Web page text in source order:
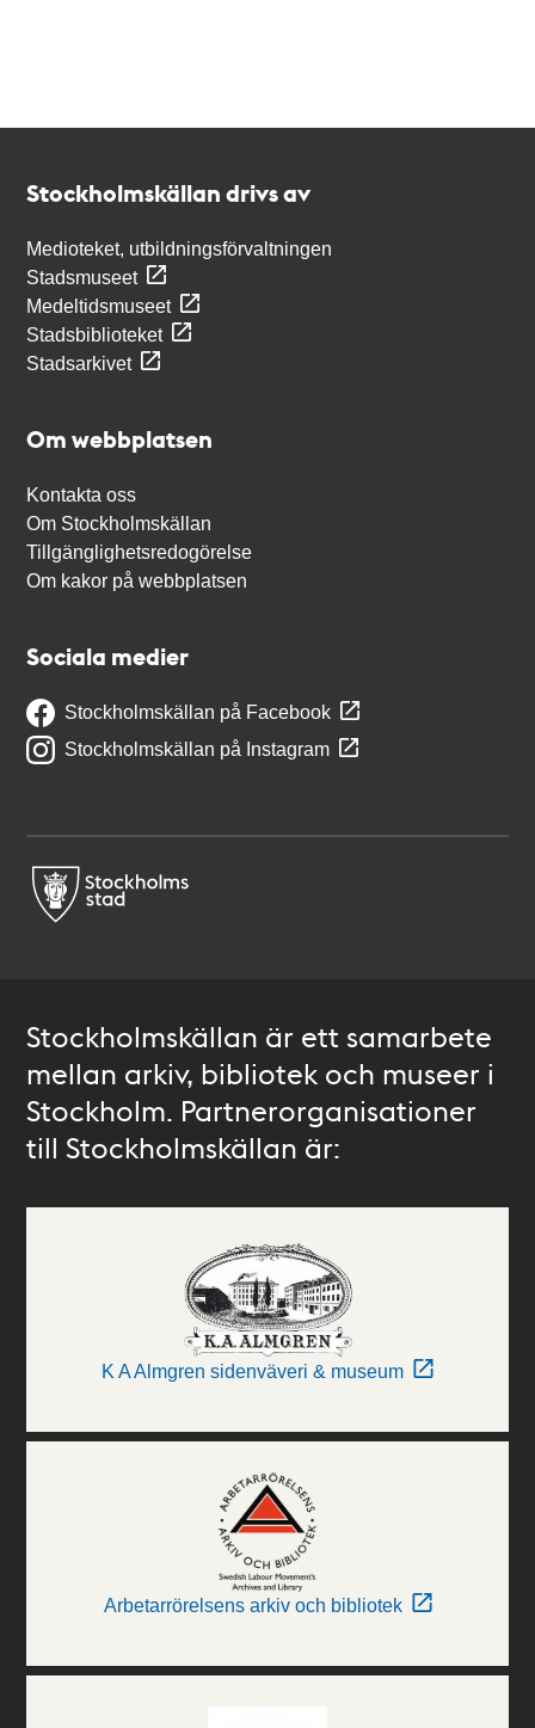
Stockholmskällan drivs av
Medioteket, utbildningsförvaltningen
Stadsmuseet
Medeltidsmuseet
Stadsbiblioteket
Stadsarkivet
Om webbplatsen
Kontakta oss
Om Stockholmskällan
Tillgänglighetsredogörelse
Om kakor på webbplatsen
Sociala medier
Stockholmskällan på Facebook
Stockholmskällan på Instagram
Stockholmskällan är ett samarbete
mellan arkiv, bibliotek och museer i
Stockholm. Partnerorganisationer
till Stockholmskällan är:
K A Almgren sidenväveri & museum
Arbetarrörelsens arkiv och bibliotek